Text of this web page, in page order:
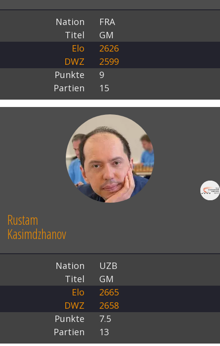
Nation
FRA
Titel
GM
Elo
2626
DWZ
2599
Punkte
9
Partien
15
Rustam
Kasimdzhanov
Nation
UZB
Titel
GM
Elo
2665
DWZ
2658
Punkte
7.5
Partien
13